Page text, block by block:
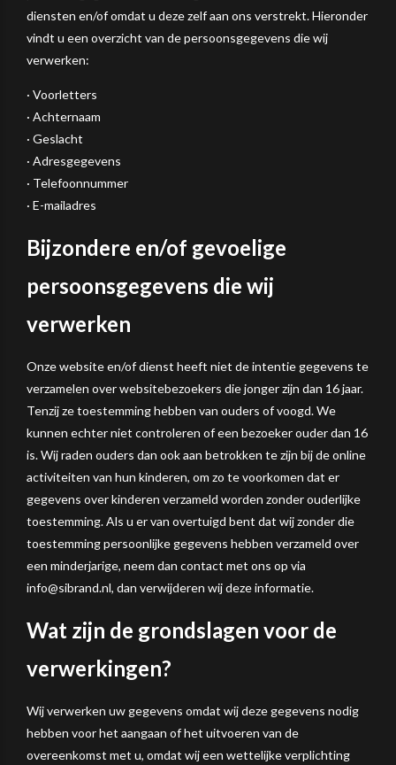
diensten en/of omdat u deze zelf aan ons verstrekt. Hieronder
vindt u een overzicht van de persoonsgegevens die wij
verwerken:
· Voorletters
· Achternaam
· Geslacht
· Adresgegevens
· Telefoonnummer
· E-mailadres
Bijzondere en/of gevoelige
persoonsgegevens die wij
verwerken
Onze website en/of dienst heeft niet de intentie gegevens te
verzamelen over websitebezoekers die jonger zijn dan 16 jaar.
Tenzij ze toestemming hebben van ouders of voogd. We
kunnen echter niet controleren of een bezoeker ouder dan 16
is. Wij raden ouders dan ook aan betrokken te zijn bij de online
activiteiten van hun kinderen, om zo te voorkomen dat er
gegevens over kinderen verzameld worden zonder ouderlijke
toestemming. Als u er van overtuigd bent dat wij zonder die
toestemming persoonlijke gegevens hebben verzameld over
een minderjarige, neem dan contact met ons op via
info@sibrand.nl, dan verwijderen wij deze informatie.
Wat zijn de grondslagen voor de
verwerkingen?
Wij verwerken uw gegevens omdat wij deze gegevens nodig
hebben voor het aangaan of het uitvoeren van de
overeenkomst met u, omdat wij een wettelijke verplichting